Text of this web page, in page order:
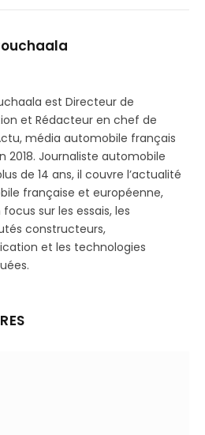
Telegram
est Directeur de
et Rédacteur en chef de
média automobile français
2018. Journaliste automobile
de 14 ans, il couvre l’actualité
française et européenne,
sur les essais, les
constructeurs,
et les technologies